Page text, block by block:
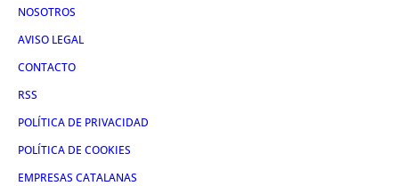
NOSOTROS
AVISO LEGAL
CONTACTO
RSS
POLÍTICA DE PRIVACIDAD
POLÍTICA DE COOKIES
EMPRESAS CATALANAS